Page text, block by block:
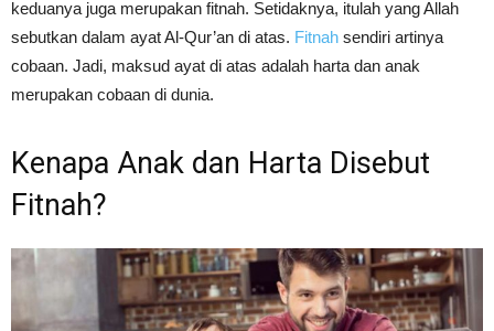
keduanya juga merupakan fitnah. Setidaknya, itulah yang Allah
sebutkan dalam ayat Al-Qur’an di atas. Fitnah sendiri artinya
cobaan. Jadi, maksud ayat di atas adalah harta dan anak
merupakan cobaan di dunia.
Kenapa Anak dan Harta Disebut
Fitnah?